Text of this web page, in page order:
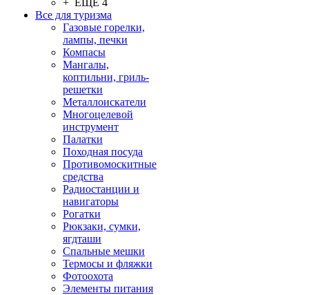
+ ЕЩЕ 4
Все для туризма
Газовые горелки,
лампы, печки
Компасы
Мангалы,
коптильни, гриль-
решетки
Металлоискатели
Многоцелевой
инструмент
Палатки
Походная посуда
Противомоскитные
средства
Радиостанции и
навигаторы
Рогатки
Рюкзаки, сумки,
ягдташи
Спальные мешки
Термосы и фляжки
Фотоохота
Элементы питания